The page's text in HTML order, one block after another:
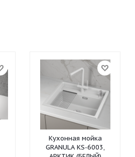
Кухонная мойка
GRANULA KS-6003,